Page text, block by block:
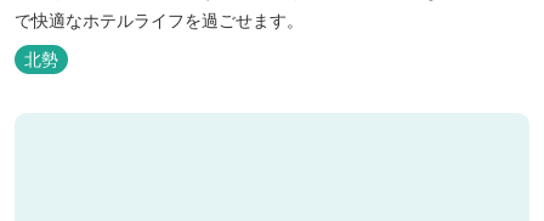
で快適なホテルライフを過ごせます。
北勢